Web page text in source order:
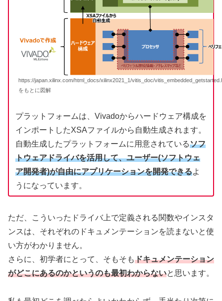
https://japan.xilinx.com/html_docs/xilinx2021_1/vitis_doc/
をもとに図解
プラットフォームは、Vivadoからハードウェア構成を
インポートしたXSAファイルから自動生成されます。
自動生成したプラットフォームに用意されているソフ
トウェアドライバを活用して、ユーザー(ソフトウェ
ア開発者)が自由にアプリケーションを開発できるよ
うになっています。
ただ、こういったドライバ上で定義される関数やインスタ
ンスは、それぞれのドキュメンテーションを読まないと使
い方がわかりません。
さらに、初学者にとって、そもそもドキュメンテーション
がどこにあるのかというのも最初わからないと思います。